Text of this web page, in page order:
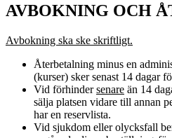
AVBOKNING OCH
Avbokning ska ske skriftligt.
Återbetalning minus en
(kurser) sker senast 14 dagar
Vid förhindersenare än 14
sälja platsen vidare till annan
har en reservlista.
Vid sjukdom eller olycksfall